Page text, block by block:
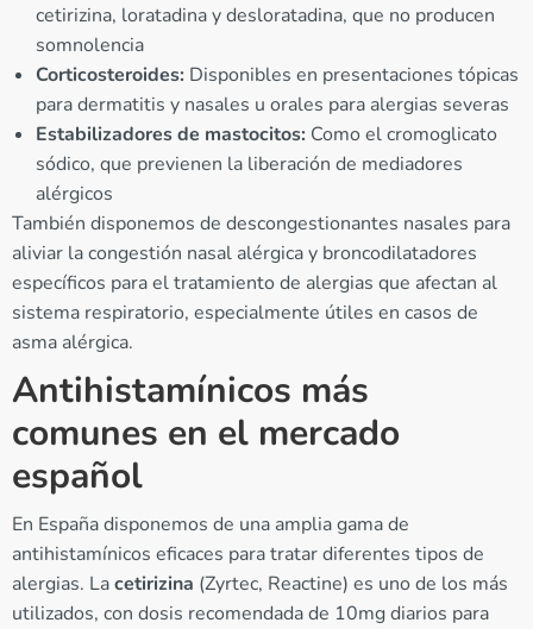
cetirizina, loratadina y desloratadina, que no producen
somnolencia
Corticosteroides: Disponibles en presentaciones tópicas
para dermatitis y nasales u orales para alergias severas
Estabilizadores de mastocitos: Como el cromoglicato
sódico, que previenen la liberación de mediadores
alérgicos
También disponemos de descongestionantes nasales para
aliviar la congestión nasal alérgica y broncodilatadores
específicos para el tratamiento de alergias que afectan al
sistema respiratorio, especialmente útiles en casos de
asma alérgica.
Antihistamínicos más
comunes en el mercado
español
En España disponemos de una amplia gama de
antihistamínicos eficaces para tratar diferentes tipos de
alergias. Lacetirizina (Zyrtec, Reactine) es uno de los más
utilizados, con dosis recomendada de 10mg diarios para